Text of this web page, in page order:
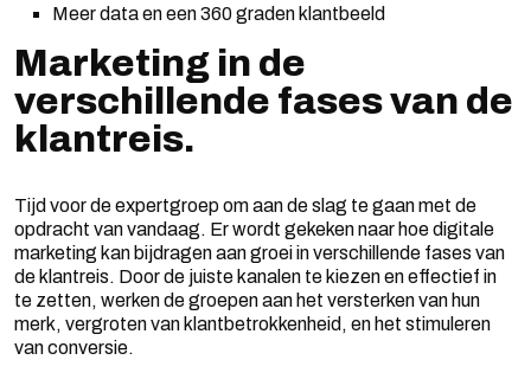
Meer data en een 360 graden klantbeeld
Marketing in de
verschillende fases van de
klantreis.
Tijd voor de expertgroep om aan de slag te gaan met de
opdracht van vandaag. Er wordt gekeken naar hoe digitale
marketing kan bijdragen aan groei in verschillende fases van
de klantreis. Door de juiste kanalen te kiezen en effectief in
te zetten, werken de groepen aan het versterken van hun
merk, vergroten van klantbetrokkenheid, en het stimuleren
van conversie.